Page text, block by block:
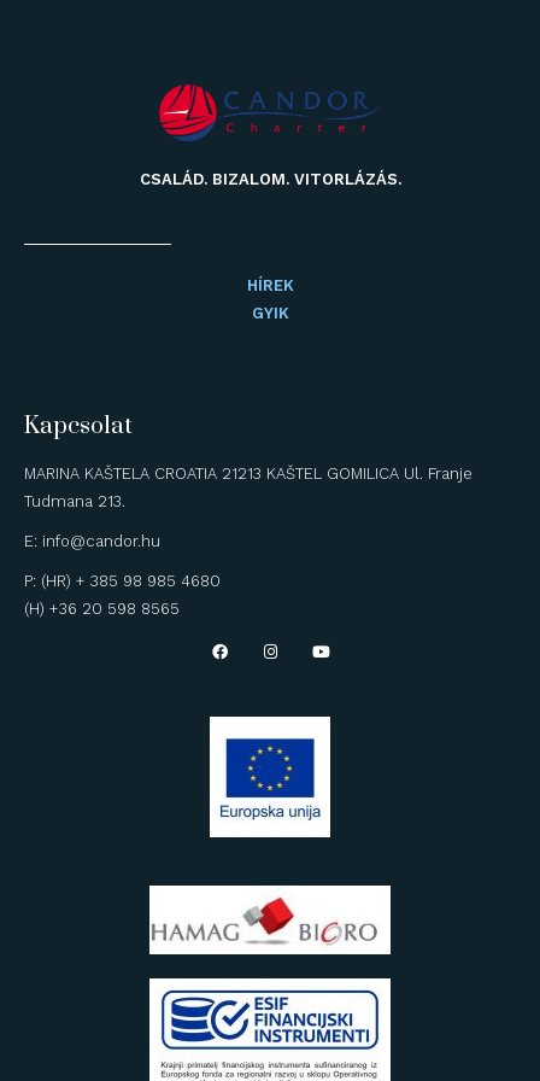
CSALÁD. BIZALOM. VITORLÁZÁS.
HÍREK
GYIK
Kapcsolat
MARINA KAŠTELA CROATIA 21213 KAŠTEL GOMILICA Ul. Franje
Tudmana 213.
E: info@candor.hu
P: (HR) + 385 98 985 4680
(H) +36 20 598 8565